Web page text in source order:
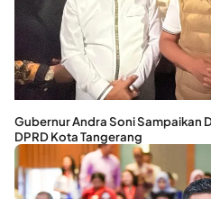
Gubernur Andra Soni Sampaikan
DPRD Kota Tangerang